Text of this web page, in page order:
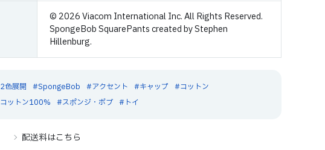
© 2026 Viacom International Inc. All Rights Reserved.
SpongeBob SquarePants created by Stephen
Hillenburg.
2色展開 SpongeBob アクセント キャップ
コットン
コットン100%
スポンジ・ボブ トイ
配送料はこちら